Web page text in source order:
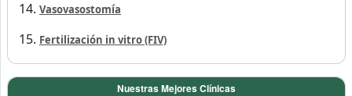
Vasovasostomía
Fertilización in vitro (FIV)
Nuestras Mejores Clínicas